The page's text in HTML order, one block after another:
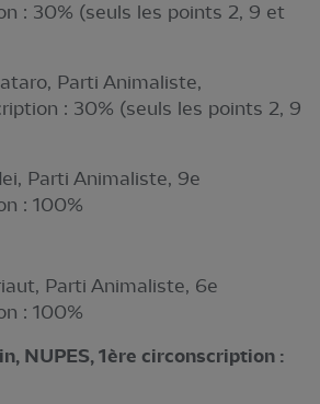
: 30% (seuls les points 2, 9 et
Parti Animaliste,
: 30% (seuls les points 2, 9
Parti Animaliste, 9e
: 100%
Parti Animaliste, 6e
: 100%
NUPES, 1ère circonscription :